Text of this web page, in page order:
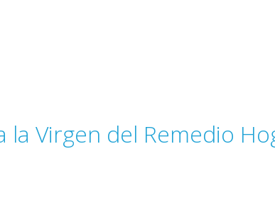
Virgen del Remedio